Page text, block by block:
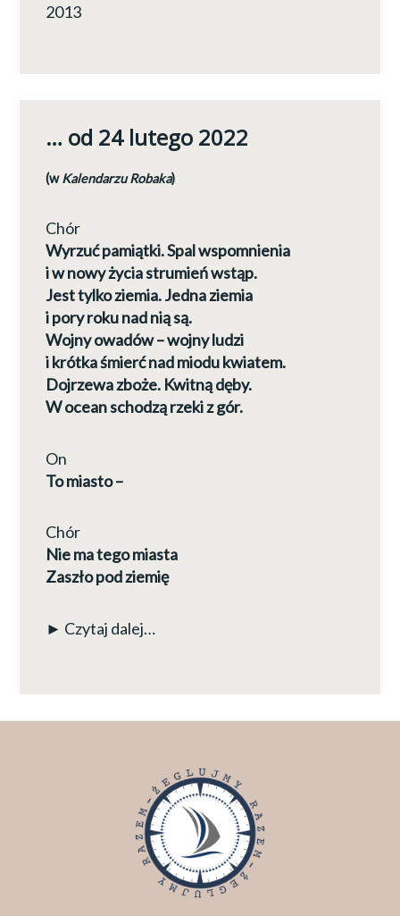
2013
… od 24 lutego 2022
(wKalendarzu Robaka)
Chór
Wyrzuć pamiątki. Spal wspomnienia
i w nowy życia strumień wstąp.
Jest tylko ziemia. Jedna ziemia
i pory roku nad nią są.
Wojny owadów – wojny ludzi
i krótka śmierć nad miodu kwiatem.
Dojrzewa zboże. Kwitną dęby.
W ocean schodzą rzeki z gór.
On
To miasto –
Chór
Nie ma tego miasta
Zaszło pod ziemię
► Czytaj dalej…